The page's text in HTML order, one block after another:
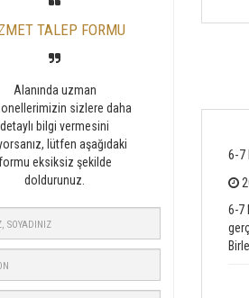
TALEP FORMU
Alanında uzman
sizlere daha
detaylı bilgi vermesini
lütfen aşağıdaki
eksiksiz şekilde
doldurunuz.
6-7
6-7